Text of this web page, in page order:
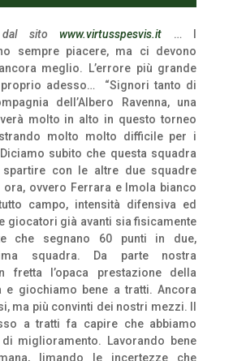
dal sitowww.virtusspesvis.it … I
sempre piacere, ma ci devono
meglio. L’errore più grande
adesso…
“Signori tanto di
dell’Albero Ravenna, una
molto in alto in questo torneo
molto molto difficile per i
subito che questa squadra
con le altre due squadre
ovvero Ferrara e Imola bianco
campo, intensità difensiva ed
giocatori già avanti sia fisicamente
che segnano 60 punti in due,
squadra. Da parte nostra
fretta l’opaca prestazione della
e giochiamo bene a tratti. Ancora
ma più convinti dei nostri mezzi. Il
a tratti fa capire che abbiamo
miglioramento. Lavorando bene
limando le incertezze che